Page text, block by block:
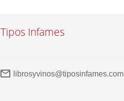
Tipos Infames
librosyvinos@tiposinfames.com